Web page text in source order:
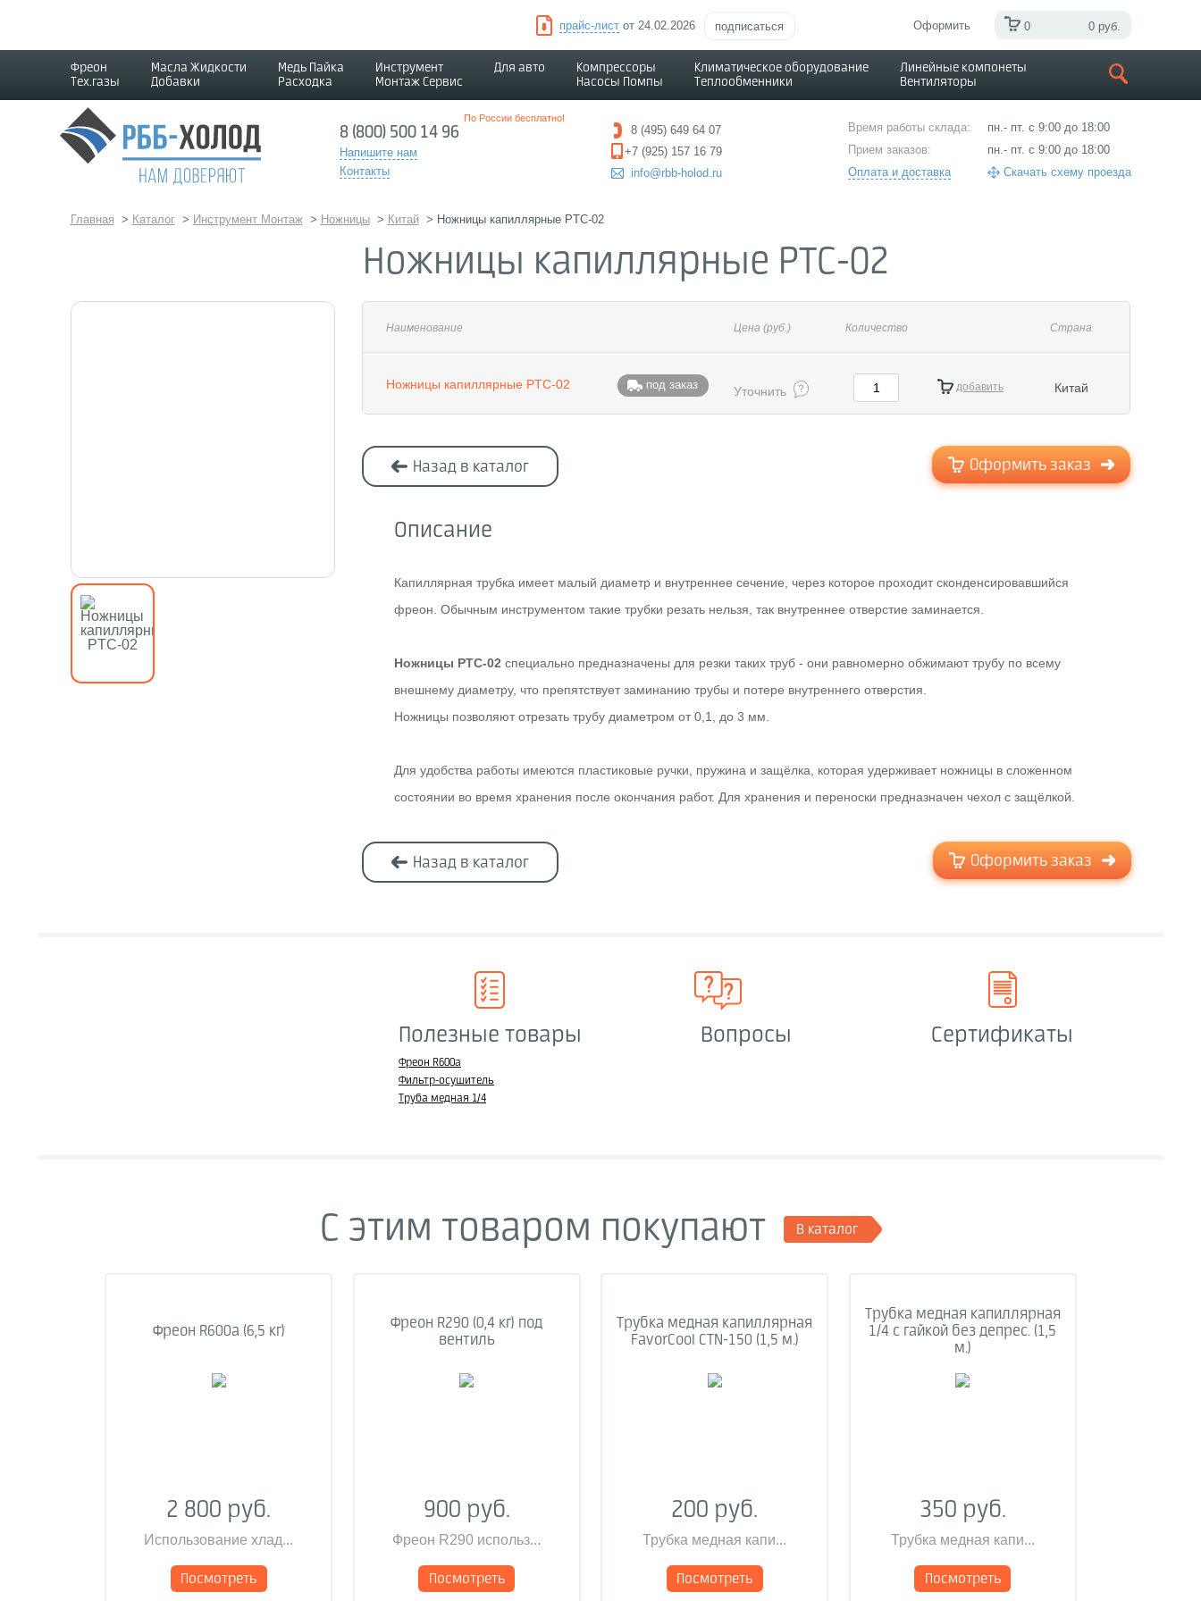
прайс-листот 24.02.2026 подписаться Оформить 0 0 руб.
Фреон
Тех.газы
Масла Жидкости
Добавки
Медь Пайка
Расходка
Инструмент
Монтаж Сервис
Для авто
Компрессоры
Насосы Помпы
Климатическое оборудование
Теплообменники
Линейные компонеты
Вентиляторы
8 (800) 500 14 96
По России бесплатно!
Напишите нам
Контакты
8 (495) 649 64 07
+7 (925) 157 16 79
info@rbb-holod.ru
Время работы склада:
Прием заказов:
Оплата и доставка
пн.- пт. с 9:00 до 18:00
пн.- пт. с 9:00 до 18:00
Скачать схему проезда
Главная > Каталог > Инструмент Монтаж > Ножницы > Китай > Ножницы капиллярные PTC-02
Ножницы капиллярные PTC-02
Наименование Цена (руб.) Количество Страна
Ножницы капиллярные PTC-02 под заказ Уточнить добавить Китай
Назад в каталог Оформить заказ
Описание
Капиллярная трубка имеет малый диаметр и внутреннее сечение, через которое проходит сконденсировавшийся
фреон. Обычным инструментом такие трубки резать нельзя, так внутреннее отверстие заминается.
Ножницы PTC-02 специально предназначены для резки таких труб - они равномерно обжимают трубу по всему
внешнему диаметру, что препятствует заминанию трубы и потере внутреннего отверстия.
Ножницы позволяют отрезать трубу диаметром от 0,1, до 3 мм.
Для удобства работы имеются пластиковые ручки, пружина и защёлка, которая удерживает ножницы в сложенном
состоянии во время хранения после окончания работ. Для хранения и переноски предназначен чехол с защёлкой.
Назад в каталог Оформить заказ
Полезные товары
Фреон R600a
Фильтр-осушитель
Труба медная 1/4
Вопросы Сертификаты
С этим товаром покупают В каталог
Фреон R600a (6,5 кг)
2 800 руб.
Использование хлад...
Посмотреть
Фреон R290 (0,4 кг) под
вентиль
900 руб.
Фреон R290 использ...
Посмотреть
Трубка медная капиллярная
FavorCool CTN-150 (1,5 м.)
200 руб.
Трубка медная капи...
Посмотреть
Трубка медная капиллярная
1/4 с гайкой без депрес. (1,5
м.)
350 руб.
Трубка медная капи...
Посмотреть